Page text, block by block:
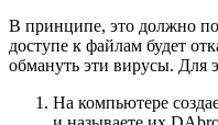
В принципе, это должно
доступе к файлам будет
обмануть эти вирусы. Для
На компьютере